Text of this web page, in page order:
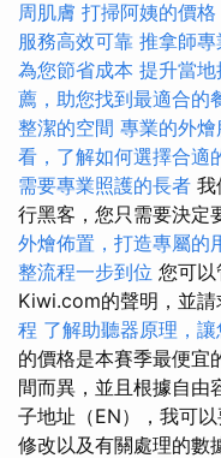
周肌膚 打掃阿姨的價
服務高效可靠 推拿師專
為您節省成本 提升當
薦，助您找到最適合的
整潔的空間 專業的外
看，了解如何選擇合適
需要專業照護的長者 我
行黑客，您只需要決定
外燴佈置，打造專屬的
整流程一步到位 您可
Kiwi.com的聲明，並請
程 了解助聽器原理，
的價格是本賽季最便宜
間而異，並且根據自由
子地址（EN），我可
修改以及有關處理的數